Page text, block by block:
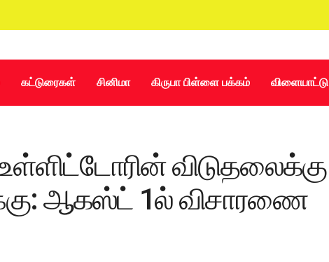
கட்டுரைகள் சினிமா கிருபா பிள்ளை பக்கம் விளையாட்டு
விடுதலைக்கு
ஆகஸ்ட் 1ல் விசாரணை